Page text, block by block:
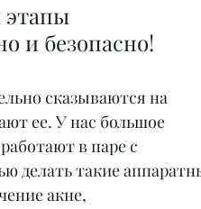
этапы
и безопасно!
сказываются на
ее. У нас большое
в паре с
делать такие
акне,